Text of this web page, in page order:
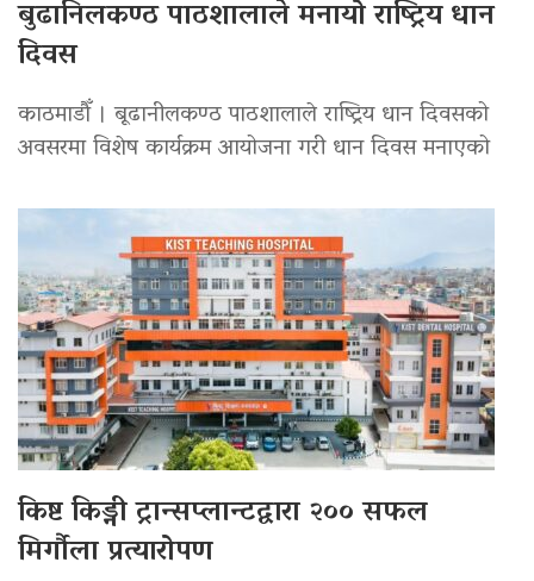
बुढानिलकण्ठ पाठशालाले मनायो राष्ट्रिय धान
दिवस
काठमाडौँ । बूढानीलकण्ठ पाठशालाले राष्ट्रिय धान दिवसको
अवसरमा विशेष कार्यक्रम आयोजना गरी धान दिवस मनाएको
किष्ट किड्नी ट्रान्सप्लान्टद्वारा २०० सफल
मिर्गौला प्रत्यारोपण